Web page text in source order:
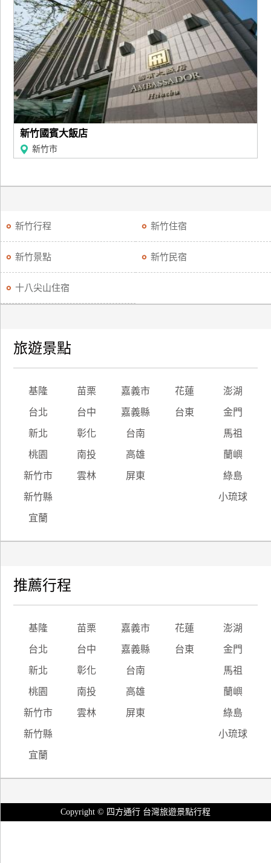
新竹國賓大飯店
新竹市
新竹行程 新竹住宿
新竹景點 新竹民宿
十八尖山住宿
旅遊景點
基隆 苗栗 嘉義市 花蓮 澎湖
台北 台中 嘉義縣 台東 金門
新北 彰化 台南 馬祖
桃園 南投 高雄 蘭嶼
新竹市 雲林 屏東 綠島
新竹縣 小琉球
宜蘭
推薦行程
基隆 苗栗 嘉義市 花蓮 澎湖
台北 台中 嘉義縣 台東 金門
新北 彰化 台南 馬祖
桃園 南投 高雄 蘭嶼
新竹市 雲林 屏東 綠島
新竹縣 小琉球
宜蘭
Copyright © 四方通行 台灣旅遊景點行程